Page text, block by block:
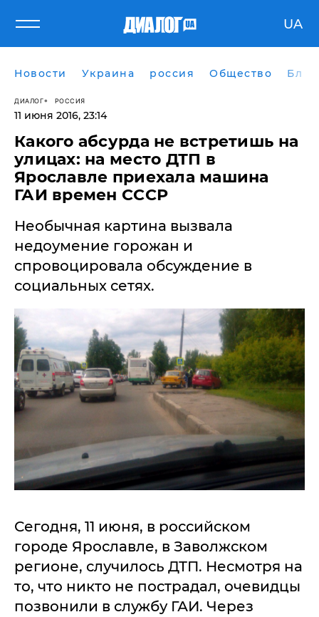
UA
Новости Украина россия Общество
ДИАЛОГ РОССИЯ
11 июня 2016, 23:14
Какого абсурда не встретишь на
улицах: на место ДТП в
Ярославле приехала машина
ГАИ времен СССР
Необычная картина вызвала
недоумение горожан и
спровоцировала обсуждение в
социальных сетях.
Сегодня, 11 июня, в российском
городе Ярославле, в Заволжском
регионе, случилось ДТП. Несмотря на
то, что никто не пострадал, очевидцы
позвонили в службу ГАИ. Через